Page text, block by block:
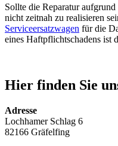
Sollte die Reparatur
nicht zeitnah zu realisieren
Serviceersatzwagen für die
eines Haftpflichtschadens ist
Hier finden Sie
Adresse
Lochhamer Schlag 6
82166 Gräfelfing